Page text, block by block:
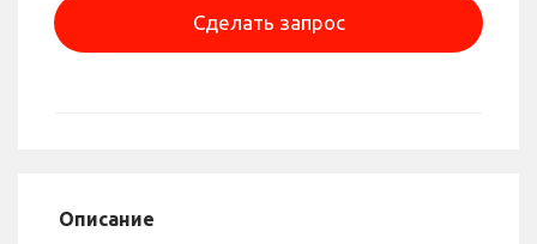
Сделать запрос
Описание